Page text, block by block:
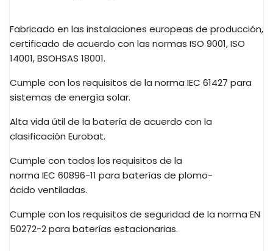
Fabricado en las instalaciones europeas de producción,
certificado de acuerdo con las normas ISO 9001, ISO
14001,BSOHSAS 18001.
Cumple con los requisitos de la norma IEC 61427 para
sistemas de energía solar.
Alta vida útil de la batería de acuerdo con la
clasificación Eurobat.
Cumple con todos los requisitos de la
norma IEC 60896-11 para baterías de plomo-
ácido ventiladas.
Cumple con los requisitos de seguridad de la norma EN
50272-2 para baterías estacionarias.